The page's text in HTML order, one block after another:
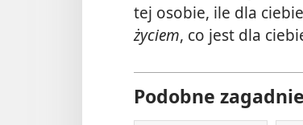
tej osobie, ile dla
życiem, co jest dla
Podobne